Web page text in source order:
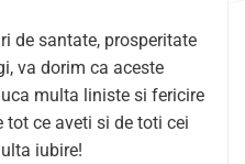
de santate, prosperitate
va dorim ca aceste
multa liniste si fericire
tot ce aveti si de toti cei
iubire!